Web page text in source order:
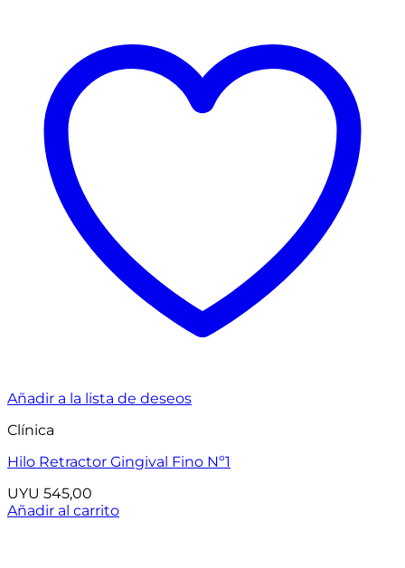
Añadir a la lista de deseos
Clínica
Hilo Retractor Gingival Fino Nº1
UYU 545,00
Añadir al carrito